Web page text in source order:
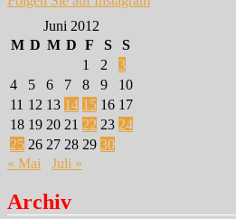
Juni 2012
M D M D F S
S
1
2
3
4
5 6 7 8 9
10
11 12 13 14 15 16 17
18 19 20 21 22 23 24
25 26 27 28 29 30
« Mai
Juli »
Archiv